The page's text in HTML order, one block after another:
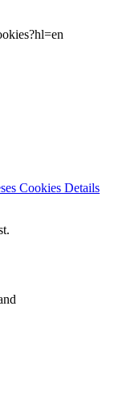
Cookies Details